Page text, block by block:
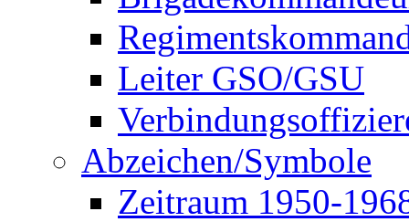
Leiter GSO/GSU
Abzeichen/Symbole
Zeitraum 1950-